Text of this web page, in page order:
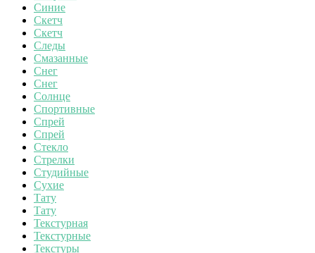
Синие
Скетч
Скетч
Следы
Смазанные
Снег
Снег
Солнце
Спортивные
Спрей
Спрей
Стекло
Стрелки
Студийные
Сухие
Тату
Тату
Текстурная
Текстурные
Текстуры